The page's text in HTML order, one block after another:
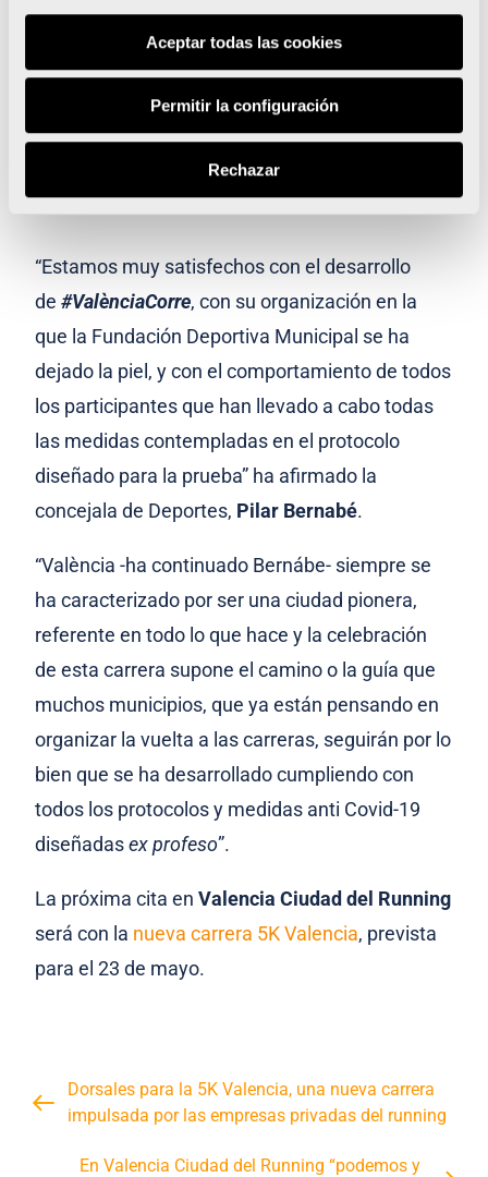
Aceptar todas las cookies
Permitir la configuración
Rechazar
“Estamos muy satisfechos con el desarrollo
de#ValènciaCorre, con su organización en la
que la Fundación Deportiva Municipal se ha
dejado la piel, y con el comportamiento de todos
los participantes que han llevado a cabo todas
las medidas contempladas en el protocolo
diseñado para la prueba” ha afirmado la
concejala de Deportes, Pilar Bernabé.
“València -ha continuado Bernábe- siempre se
ha caracterizado por ser una ciudad pionera,
referente en todo lo que hace y la celebración
de esta carrera supone el camino o la guía que
muchos municipios, que ya están pensando en
organizar la vuelta a las carreras, seguirán por lo
bien que se ha desarrollado cumpliendo con
todos los protocolos y medidas anti Covid-19
diseñadasex profeso”.
La próxima cita enValencia Ciudad del Running
será con la nueva carrera 5K Valencia, prevista
para el 23 de mayo.
Dorsales para la 5K Valencia, una nueva carrera
impulsada por las empresas privadas del running
En Valencia Ciudad del Running “podemos y